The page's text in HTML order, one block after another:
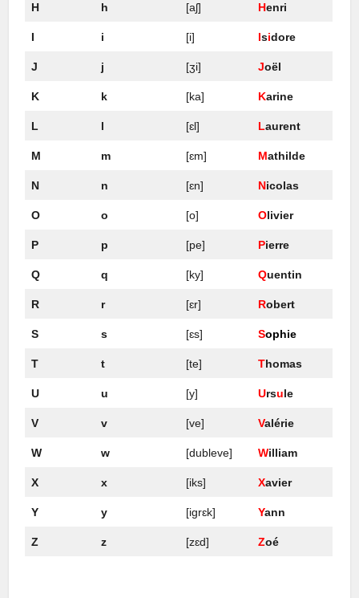
H h [aʃ] Henri
I i [i] Isidore
J j [ʒi] Joël
K k [ka] Karine
L l [ɛl] Laurent
M m [ɛm] Mathilde
N n [ɛn] Nicolas
O o [o] Olivier
P p [pe] Pierre
Q q [ky] Quentin
R r [ɛr] Robert
S s [ɛs] Sophie
T t [te] Thomas
U u [y] Ursule
V v [ve] Valérie
W w [dubleve] William
X x [iks] Xavier
Y y [igrɛk] Yann
Z z [zɛd] Zoé